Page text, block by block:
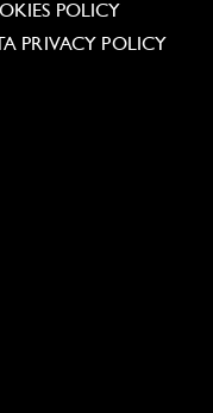
POLICY
PRIVACY POLICY